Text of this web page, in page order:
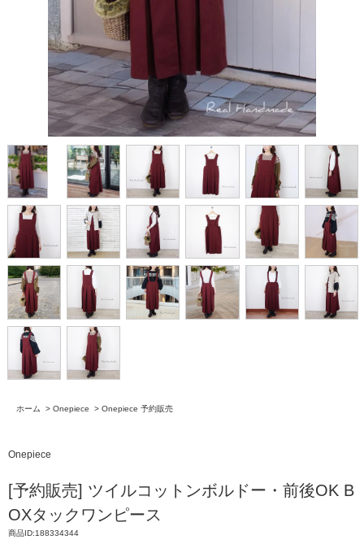
ホーム > Onepiece > Onepiece 予約販売
Onepiece
[予約販売] ツイルコットンボルドー・前後OK B
OXタックワンピース
商品ID:188334344